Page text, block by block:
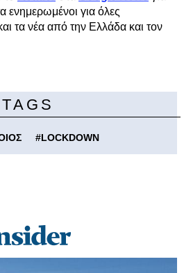
ενημερωμένοι για όλες
τα νέα από την Ελλάδα και τον
TAGS
#LOCKDOWN